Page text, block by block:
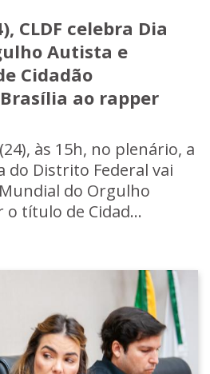
CLDF celebra Dia
Autista e
Cidadão
ao rapper
às 15h, no plenário, a
do Distrito Federal vai
do Orgulho
título de Cidad...